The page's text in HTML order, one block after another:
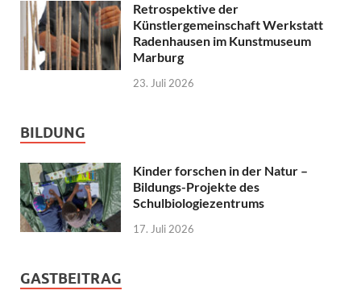
Retrospektive der
Künstlergemeinschaft Werkstatt
Radenhausen im Kunstmuseum
Marburg
23. Juli 2026
BILDUNG
Kinder forschen in der Natur –
Bildungs-Projekte des
Schulbiologiezentrums
17. Juli 2026
GASTBEITRAG